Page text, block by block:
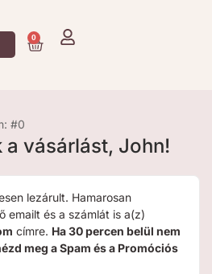
0
#0
a vásárlást, John!
lezárult. Hamarosan
emailt és a számlát is a(z)
címre. Ha 30 percen belül nem
meg a Spam és a Promóciós